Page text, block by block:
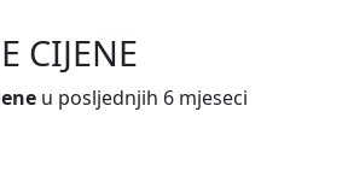
CIJENE
u posljednjih 6 mjeseci